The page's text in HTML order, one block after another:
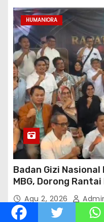
HUMANIORA
Badan Gizi
MBG, Dorong
Petani Lokal
Agu 2, 2026